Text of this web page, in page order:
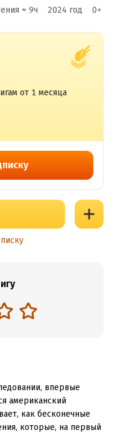
≈ 9ч 2024 год 0+
от 1 месяца
впервые
американский
как бесконечные
которые, на первый